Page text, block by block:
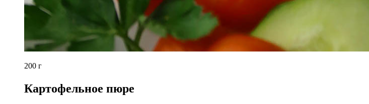
200 г
Картофельное пюре